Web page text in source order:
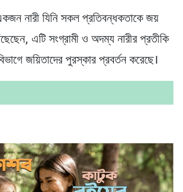
নারী যিনি সকল প্রতিবন্ধকতাকে জয়
এটি সংগ্রামী ও অদম্য নারীর প্রতীকি
জয়িতাদের পুরস্কার প্রবর্তন করেছে।